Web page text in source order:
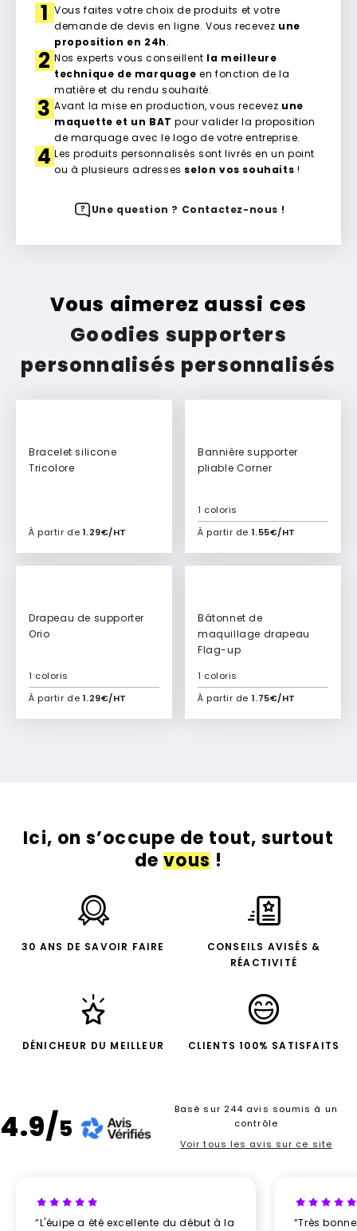
1 Vous faites votre choix de produits et votre
demande de devis en ligne. Vous recevez une
proposition en 24h.
2 Nos experts vous conseillent la meilleure
technique de marquage en fonction de la
matière et du rendu souhaité.
3 Avant la mise en production, vous recevez une
maquette et un BAT pour valider la proposition
de marquage avec le logo de votre entreprise.
4 Les produits personnalisés sont livrés en un point
ou à plusieurs adresses selon vos souhaits !
Une question ? Contactez-nous !
Vous aimerez aussi ces
Goodies supporters
personnalisés personnalisés
Bracelet silicone
Tricolore
À partir de 1.29€/HT
Ajouter à mon devis
Bannière supporter
pliable Corner
À partir de 1.55€/HT
1 coloris
Ajouter à mon devis
Drapeau de supporter
Orio
À partir de 1.29€/HT
1 coloris
Ajouter à mon devis
Bâtonnet de
maquillage drapeau
Flag-up
À partir de 1.75€/HT
1 coloris
Ajouter à mon devis
Ici, on s’occupe de tout, surtout
devous!
30 ANS DE SAVOIR FAIRE
CONSEILS AVISÉS &
RÉACTIVITÉ
DÉNICHEUR DU MEILLEUR CLIENTS 100% SATISFAITS
4.9/5
Basé sur 244 avis soumis à un
contrôle
Voir tous les avis sur ce site
“L'éuipe a été excellente du début à la
“Très